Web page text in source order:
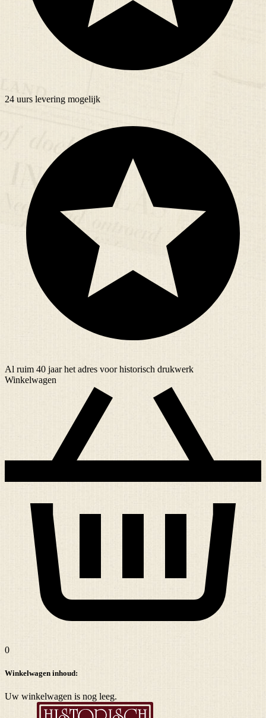
24 uurs levering mogelijk
Al ruim 40 jaarhet adres voor historisch drukwerk
Winkelwagen
0
Winkelwagen inhoud:
Uw winkelwagen is nog leeg.